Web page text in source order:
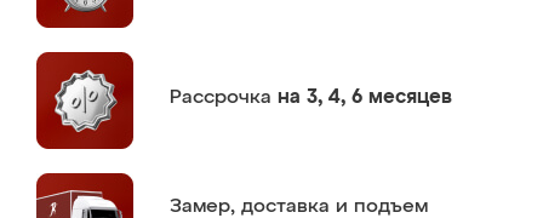
Рассрочка на 3, 4, 6 месяцев
Замер, доставка и подъем